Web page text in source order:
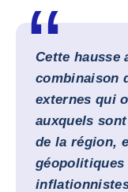
Cette hausse
combinaison
externes qui
auxquels
de la région,